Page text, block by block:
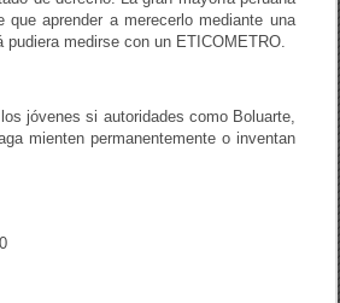
que aprender a merecerlo mediante una
medirse con un ETICOMETRO.
jóvenes si autoridades como Boluarte,
mienten permanentemente o inventan
0